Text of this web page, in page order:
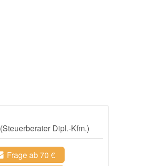
(Steuerberater Dipl.-Kfm.)
Frage ab 70 €